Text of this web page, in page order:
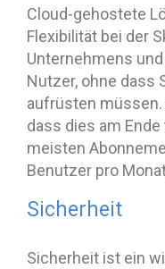
Cloud-gehostete
Flexibilität bei der
Unternehmens
Nutzer, ohne dass
aufrüsten
dass dies am
meisten
Benutzer pro
Sicherheit
Sicherheit ist ein